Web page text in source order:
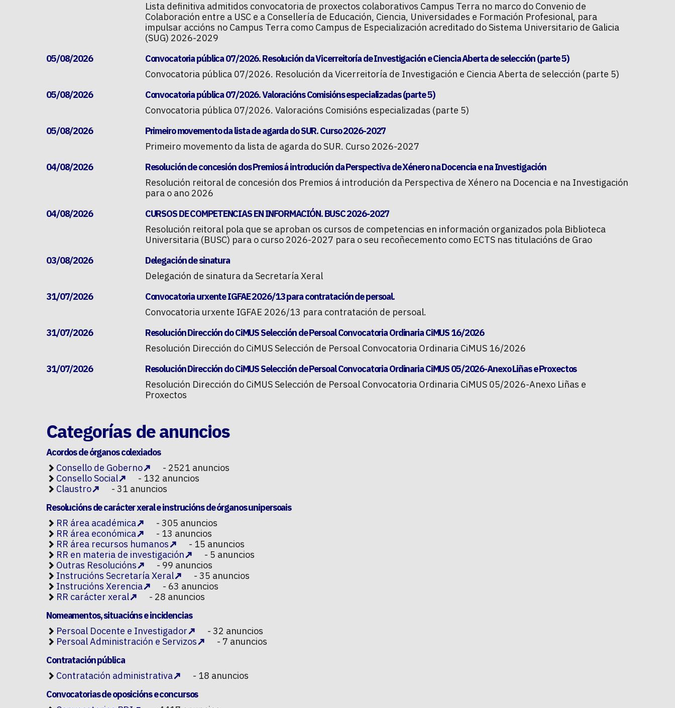
Lista definitiva admitidos convocatoria de proxectos colaborativos Campus Terra no marco do Convenio de
Colaboración entre a USC e a Consellería de Educación, Ciencia, Universidades e Formación Profesional, para
impulsar accións no Campus Terra como Campus de Especialización acreditado do Sistema Universitario de Galicia
(SUG) 2026-2029
05/08/2026
Convocatoria pública 07/2026. Resolución da Vicerreitoría de Investigación e Ciencia Aberta de selección (parte 5)
Convocatoria pública 07/2026. Resolución da Vicerreitoría de Investigación e Ciencia Aberta de selección (parte 5)
05/08/2026
Convocatoria pública 07/2026. Valoracións Comisións especializadas (parte 5)
Convocatoria pública 07/2026. Valoracións Comisións especializadas (parte 5)
05/08/2026
Primeiro movemento da lista de agarda do SUR. Curso 2026-2027
Primeiro movemento da lista de agarda do SUR. Curso 2026-2027
04/08/2026
Resolución de concesión dos Premios á introdución da Perspectiva de Xénero na Docencia e na Investigación
Resolución reitoral de concesión dos Premios á introdución da Perspectiva de Xénero na Docencia e na Investigación
para o ano 2026
04/08/2026
CURSOS DE COMPETENCIAS EN INFORMACIÓN. BUSC 2026-2027
Resolución reitoral pola que se aproban os cursos de competencias en información organizados pola Biblioteca
Universitaria (BUSC) para o curso 2026-2027 para o seu recoñecemento como ECTS nas titulacións de Grao
03/08/2026
Delegación de sinatura
Delegación de sinatura da Secretaría Xeral
31/07/2026
Convocatoria urxente IGFAE 2026/13 para contratación de persoal.
Convocatoria urxente IGFAE 2026/13 para contratación de persoal.
31/07/2026
Resolución Dirección do CiMUS Selección de Persoal Convocatoria Ordinaria CiMUS 16/2026
Resolución Dirección do CiMUS Selección de Persoal Convocatoria Ordinaria CiMUS 16/2026
31/07/2026
Resolución Dirección do CiMUS Selección de Persoal Convocatoria Ordinaria CiMUS 05/2026-Anexo Liñas e Proxectos
Resolución Dirección do CiMUS Selección de Persoal Convocatoria Ordinaria CiMUS 05/2026-Anexo Liñas e
Proxectos
Categorías de anuncios
Acordos de órganos colexiados
Consello de Goberno
- 2521 anuncios
Consello Social
- 132 anuncios
Claustro
- 31 anuncios
Resolucións de carácter xeral e instrucións de órganos unipersoais
RR área académica
- 305 anuncios
RR área económica
- 13 anuncios
RR área recursos humanos
- 15 anuncios
RR en materia de investigación
- 5 anuncios
Outras Resolucións
- 99 anuncios
Instrucións Secretaría Xeral
- 35 anuncios
Instrucións Xerencia
- 63 anuncios
RR carácter xeral
- 28 anuncios
Nomeamentos, situacións e incidencias
Persoal Docente e Investigador
- 32 anuncios
Persoal Administración e Servizos
- 7 anuncios
Contratación pública
Contratación administrativa
- 18 anuncios
Convocatorias de oposicións e concursos